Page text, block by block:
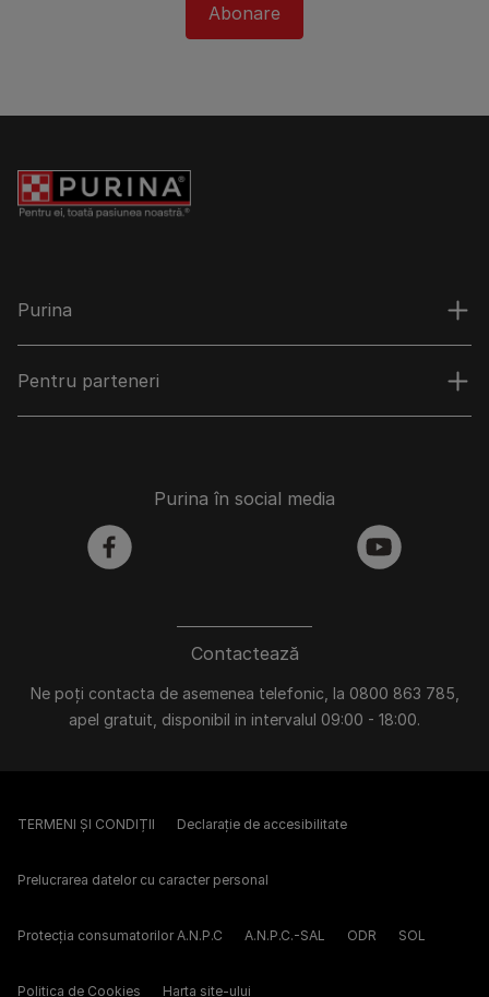
Abonare
Purina
Pentru parteneri
Contactează
Ne poți contacta de asemenea telefonic, la 0800 863 785,
apel gratuit, disponibil in intervalul 09:00 - 18:00.
Purina în social media
facebook youtube
TERMENI ȘI CONDIȚII Declarație de accesibilitate
Prelucrarea datelor cu caracter personal
Protecția consumatorilor A.N.P.C A.N.P.C.-SAL ODR SOL
Politica de Cookies Harta site-ului